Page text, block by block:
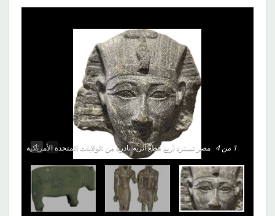
1 من 4 مصر تسترد أربع قطع أثرية نادرة من الولايات المتحدة الأمريكية
-
+